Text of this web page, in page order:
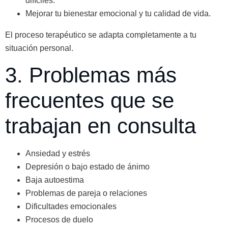
Mejorar tu bienestar emocional y tu calidad de vida.
El proceso terapéutico se adapta completamente a tu
situación personal.
3. Problemas más
frecuentes que se
trabajan en consulta
Ansiedad y estrés
Depresión o bajo estado de ánimo
Baja autoestima
Problemas de pareja o relaciones
Dificultades emocionales
Procesos de duelo